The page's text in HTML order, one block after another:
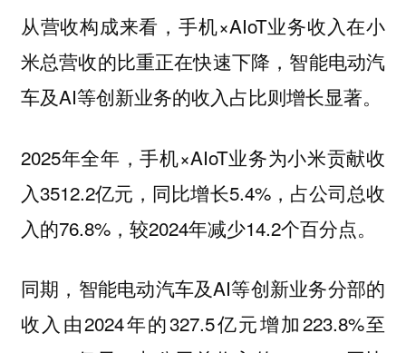
从营收构成来看，手机×AIoT业务收入在小
米总营收的比重正在快速下降，智能电动汽
车及AI等创新业务的收入占比则增长显著。
2025年全年，手机×AIoT业务为小米贡献收
入3512.2亿元，同比增长5.4%，占公司总收
入的76.8%，较2024年减少14.2个百分点。
同期，智能电动汽车及AI等创新业务分部的
收入由2024年的327.5亿元增加223.8%至